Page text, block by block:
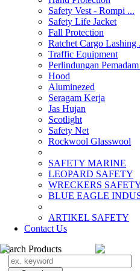
Safety Vest - Rompi ...
Safety Life Jacket
Fall Protection
Ratchet Cargo Lashing
Traffic Equipment
Perlindungan
Hood
Aluminezed
Seragam Kerja
Jas Hujan
Scotlight
Safety Net
Rockwool Glasswool
SAFETY MARINE
LEOPARD SAFETY
WRECKERS
BLUE EAGLE
­ARTIKEL SAFETY
Contact Us
Search Products